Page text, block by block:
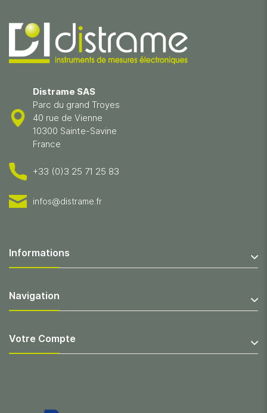
Distrame SAS
Parc du grand Troyes
40 rue de Vienne
10300 Sainte-Savine
France
+33 (0)3 25 71 25 83
infos@distrame.fr
Informations
Navigation
Votre Compte